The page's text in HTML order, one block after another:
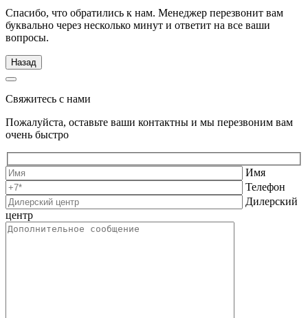
Спасибо, что обратились к нам. Менеджер перезвонит вам
буквально через несколько минут и ответит на все ваши
вопросы.
Назад
Свяжитесь с нами
Пожалуйста, оставьте ваши контактны и мы перезвоним вам
очень быстро
Имя
Телефон
Дилерский
центр